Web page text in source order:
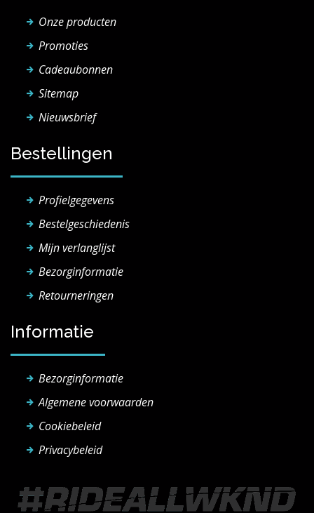
Onze producten
Promoties
Cadeaubonnen
Sitemap
Nieuwsbrief
Bestellingen
Profielgegevens
Bestelgeschiedenis
Mijn verlanglijst
Bezorginformatie
Retourneringen
Informatie
Bezorginformatie
Algemene voorwaarden
Cookiebeleid
Privacybeleid